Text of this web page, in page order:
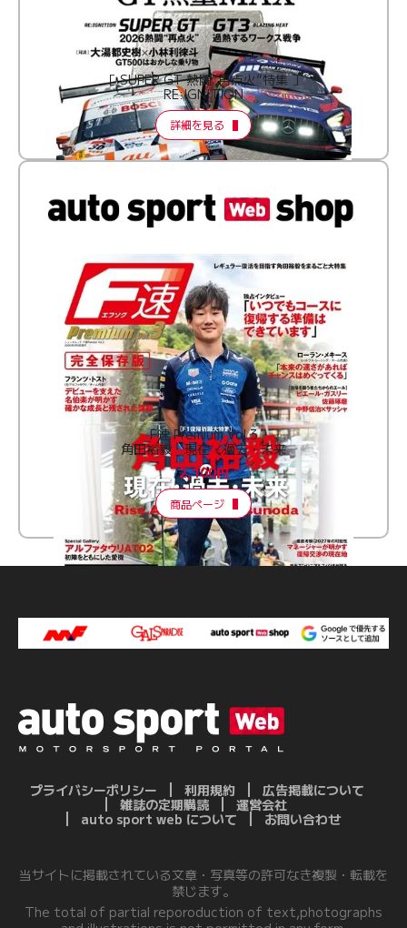
［ SUPER GT 熱闘“再点火”特集 ］
RE:IGNITION
詳細を見る
F速 Premium Vol.3
角田裕毅 現在・過去・未来
2,100円
商品ページ
プライバシーポリシー 利用規約
広告掲載について
雑誌の定期購読
運営会社
auto sport web について
お問い合わせ
当サイトに掲載されている文章・写真等の許可なき複製・転載を
禁じます。
The total of partial reporoduction of text,photographs